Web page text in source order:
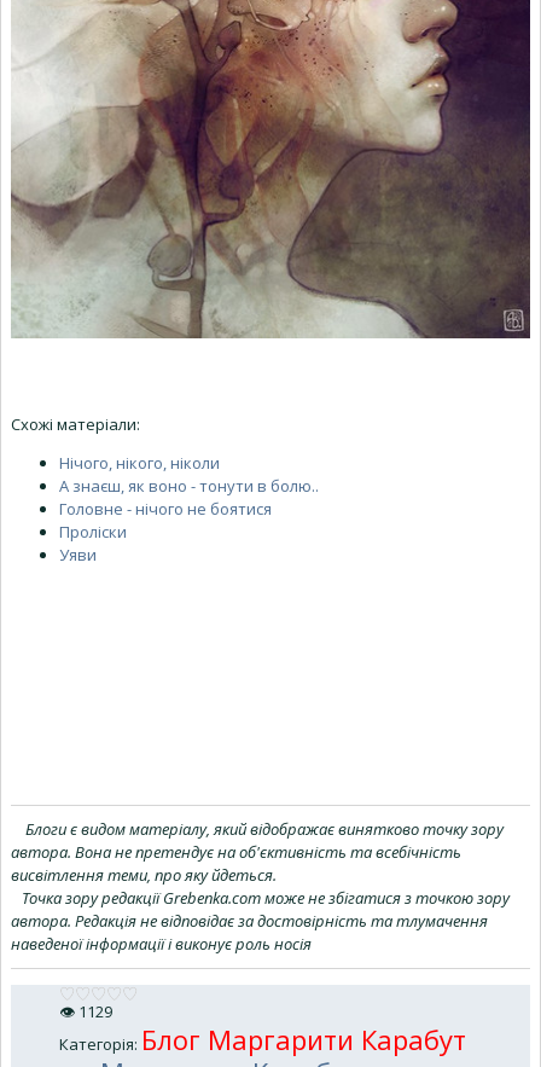
Схожі матеріали:
Нічого, нікого, ніколи
А знаєш, як воно - тонути в болю..
Головне - нічого не боятися
Проліски
Уяви
Блоги є видом матеріалу, який відображає винятково точку зору
автора. Вона не претендує на об'єктивність та всебічність
висвітлення теми, про яку йдеться.
Точка зору редакції Grebenka.com може не збігатися з точкою зору
автора. Редакція не відповідає за достовірність та тлумачення
наведеної інформації і виконує роль носія
👁 1129
Категорія: Блог Маргарити Карабут